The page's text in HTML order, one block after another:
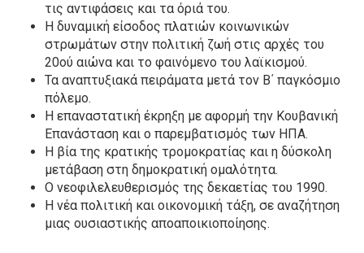
τις αντιφάσεις και τα όριά του.
Η δυναμική είσοδος πλατιών κοινωνικών
στρωμάτων στην πολιτική ζωή στις αρχές του
20ού αιώνα και το φαινόμενο του λαϊκισμού.
Τα αναπτυξιακά πειράματα μετά τον Β΄ παγκόσμιο
πόλεμο.
Η επαναστατική έκρηξη με αφορμή την Κουβανική
Επανάσταση και ο παρεμβατισμός των ΗΠΑ.
Η βία της κρατικής τρομοκρατίας και η δύσκολη
μετάβαση στη δημοκρατική ομαλότητα.
Ο νεοφιλελευθερισμός της δεκαετίας του 1990.
Η νέα πολιτική και οικονομική τάξη, σε αναζήτηση
μιας ουσιαστικής αποαποικιοποίησης.